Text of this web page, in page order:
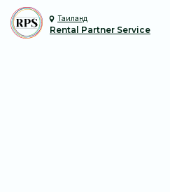
Таиланд
Rental Partner Service